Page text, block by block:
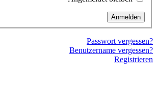
Passwort vergessen?
Benutzername vergessen?
Registrieren